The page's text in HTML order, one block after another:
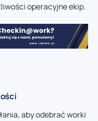
operacyjne ekip.
aby odebrać worki